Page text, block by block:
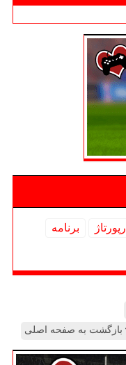
رپورتاژ
برنامه
بازگشت به صفحه اصلی